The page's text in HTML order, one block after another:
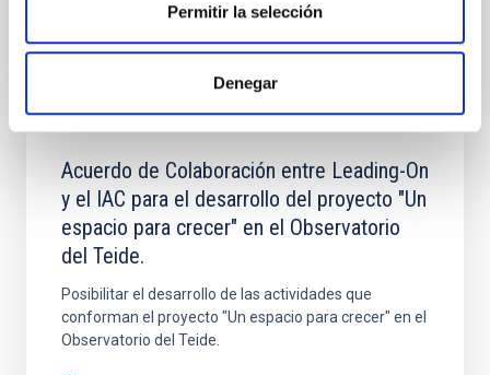
Permitir la selección
Denegar
Acuerdo de Colaboración entre Leading-On
y el IAC para el desarrollo del proyecto "Un
espacio para crecer" en el Observatorio
del Teide.
Posibilitar el desarrollo de las actividades que
conforman el proyecto "Un espacio para crecer" en el
Observatorio del Teide.